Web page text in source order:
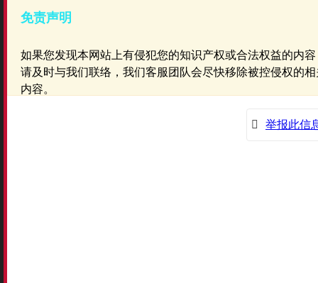
免责声明
如果您发现本网站上有侵犯您的知识产权或合法权益的内
请及时与我们联络，我们客服团队会尽快移除被控侵权的
内容。
举报此信